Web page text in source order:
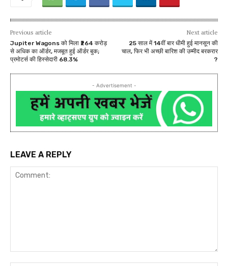
Previous article
Jupiter Wagons को मिला ₹264 करोड़
से अधिक का ऑर्डर, मजबूत हुई ऑर्डर बुक;
प्रमोटर्स की हिस्सेदारी 68.3%
Next article
25 साल में 14वीं बार धीमी हुई मानसून की
चाल, फिर भी अच्छी बारिश की उम्मीद बरकरार
?
- Advertisement -
LEAVE A REPLY